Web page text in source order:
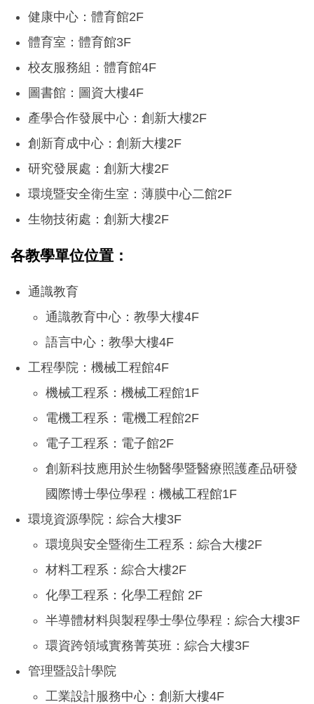
健康中心：體育館2F
體育室：體育館3F
校友服務組：體育館4F
圖書館：圖資大樓4F
產學合作發展中心：創新大樓2F
創新育成中心：創新大樓2F
研究發展處：創新大樓2F
環境暨安全衛生室：薄膜中心二館2F
生物技術處：創新大樓2F
各教學單位位置：
通識教育
通識教育中心：教學大樓4F
語言中心：教學大樓4F
工程學院：機械工程館4F
機械工程系：機械工程館1F
電機工程系：電機工程館2F
電子工程系：電子館2F
創新科技應用於生物醫學暨醫療照護產品研發
國際博士學位學程：機械工程館1F
環境資源學院：綜合大樓3F
環境與安全暨衛生工程系：綜合大樓2F
材料工程系：綜合大樓2F
化學工程系：化學工程館 2F
半導體材料與製程學士學位學程：綜合大樓3F
環資跨領域實務菁英班：綜合大樓3F
管理暨設計學院
工業設計服務中心：創新大樓4F